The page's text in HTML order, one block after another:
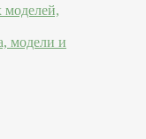
модели и